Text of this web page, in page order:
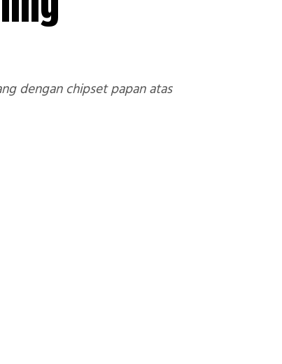
dengan chipset papan atas